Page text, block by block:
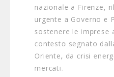
nazionale a Firenze,
urgente a Governo e
sostenere le imprese
contesto segnato
Oriente, da crisi
mercati.